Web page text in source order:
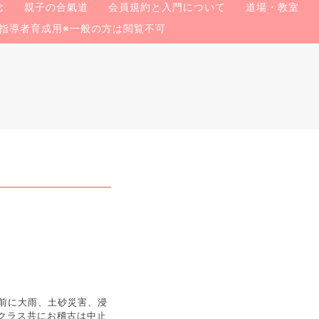
親子の合氣道 会員規約と入門について
道場・教室
導者育成用※一般の方は閲覧不可
に大雨、土砂災害、浸
ラス共にお稽古は中止